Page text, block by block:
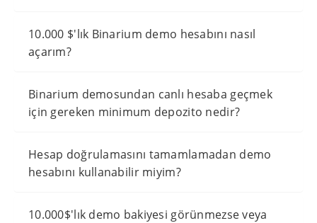
10.000 $'lık Binarium demo hesabını nasıl
açarım?
Binarium demosundan canlı hesaba geçmek
için gereken minimum depozito nedir?
Hesap doğrulamasını tamamlamadan demo
hesabını kullanabilir miyim?
10.000$'lık demo bakiyesi görünmezse veya